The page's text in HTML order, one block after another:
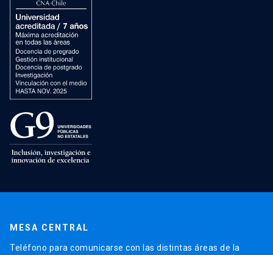
MESA CENTRAL
Teléfono para comunicarse con las distintas áreas de la